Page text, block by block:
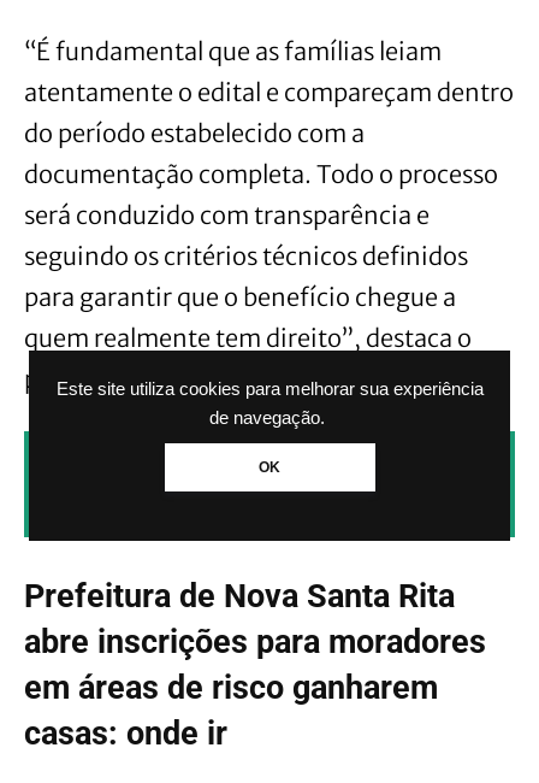
Este site utiliza cookies para melhorar sua experiência
de navegação.
OK
“É fundamental que as famílias leiam
atentamente o edital e compareçam dentro
do período estabelecido com a
documentação completa. Todo o processo
será conduzido com transparência e
seguindo os critérios técnicos definidos
para garantir que o benefício chegue a
quem realmente tem direito”, destaca o
prefeito Rodrigo Battistella.
CLIQUE AQUI PARA RECEBER NOTÍCIAS
Prefeitura de Nova Santa Rita
abre inscrições para moradores
em áreas de risco ganharem
casas: onde ir